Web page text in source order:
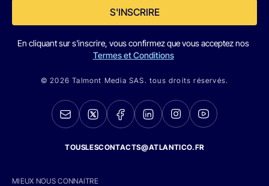
S'INSCRIRE
En cliquant sur s'inscrire, vous confirmez que vous acceptez nos
Termes et Conditions
© 2026 Talmont Media SAS. tous droits réservés.
TOUSLESCONTACTS@ATLANTICO.FR
MIEUX NOUS CONNAITRE